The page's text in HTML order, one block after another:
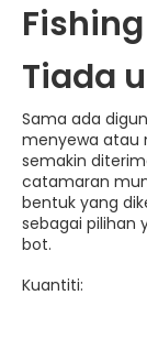
Tiada
Sama ada
menyewa atau
semakin
catamaran
bentuk yang
sebagai pilihan
bot.
Kuantiti: